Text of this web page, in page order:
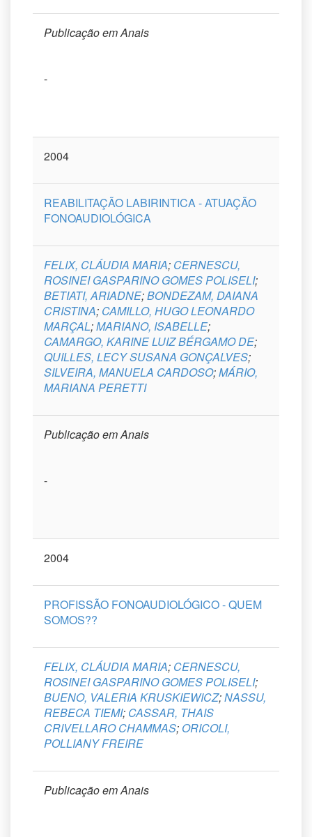
Publicação em Anais
-
2004
REABILITAÇÃO LABIRINTICA - ATUAÇÃO
FONOAUDIOLÓGICA
FELIX, CLÁUDIA MARIA; CERNESCU,
ROSINEI GASPARINO GOMES POLISELI;
BETIATI, ARIADNE;BONDEZAM, DAIANA
CRISTINA; CAMILLO, HUGO LEONARDO
MARÇAL;MARIANO, ISABELLE;
CAMARGO, KARINE LUIZ BÉRGAMO DE;
QUILLES, LECY SUSANA GONÇALVES;
SILVEIRA, MANUELA CARDOSO;MÁRIO,
MARIANA PERETTI
Publicação em Anais
-
2004
PROFISSÃO FONOAUDIOLÓGICO - QUEM
SOMOS??
FELIX, CLÁUDIA MARIA; CERNESCU,
ROSINEI GASPARINO GOMES POLISELI;
BUENO, VALERIA KRUSKIEWICZ;NASSU,
REBECA TIEMI; CASSAR, THAIS
CRIVELLARO CHAMMAS; ORICOLI,
POLLIANY FREIRE
Publicação em Anais